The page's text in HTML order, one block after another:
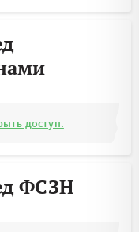
доступ.
ФСЗН